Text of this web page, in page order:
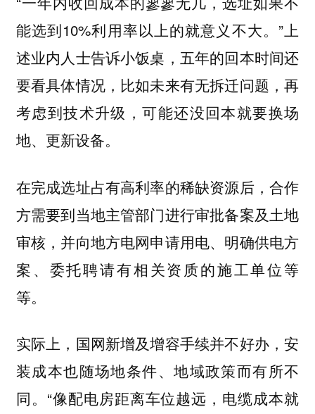
能选到10%利用率以上的就意义不大。”上
述业内人士告诉小饭桌，五年的回本时间还
要看具体情况，比如未来有无拆迁问题，再
考虑到技术升级，可能还没回本就要换场
地、更新设备。
在完成选址占有高利率的稀缺资源后，合作
方需要到当地主管部门进行审批备案及土地
审核，并向地方电网申请用电、明确供电方
案、委托聘请有相关资质的施工单位等
等。
实际上，国网新增及增容手续并不好办，安
装成本也随场地条件、地域政策而有所不
同。“像配电房距离车位越远，电缆成本就